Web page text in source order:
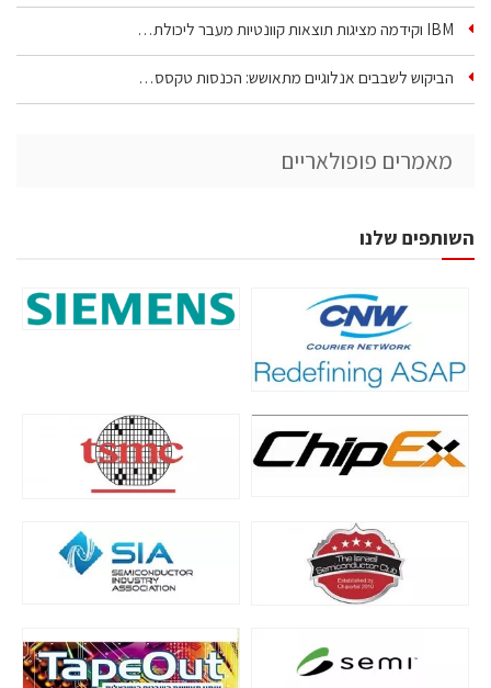
IBM וקידמה מציגות תוצאות קוונטיות מעבר ליכולת…
הביקוש לשבבים אנלוגיים מתאושש: הכנסות טקסס…
מאמרים פופולאריים
השותפים שלנו